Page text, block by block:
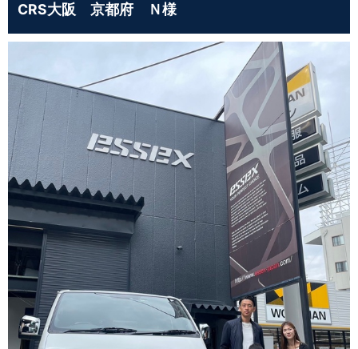
CRS大阪 京都府 Ｎ様